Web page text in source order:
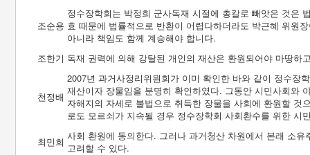
조순용
정수장학회는 박정희 군사독재 시절에 총칼로 빼앗은 것은
효 때문에 법률적으로 반환이 어렵다하더라도 박근혜 위원
아니라 책임도 함께 계승해야 합니다.
조한기 독재 권력에 의해 강탈된 개인의 재산은 환원되어야 마땅하
천정배
2007년 과거사정리위원회가 이미 확인한 바와 같이 정수장
재산이자 장물임을 분명히 확인하였다. 그동안 시민사회와
자해지의 자세로 불법으로 취득한 장물을 사회에 환원할
로도 모르쇠가 지속될 경우 정수장학회 사회환수를 위한 시
최민희 사회 환원에 동의한다. 그러나 과거청산 차원에서 본래 소
고려할 수 있다.